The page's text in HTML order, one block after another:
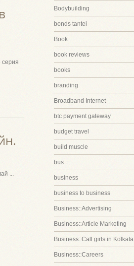
серия
...
Bodybuilding
bonds tantei
Book
book reviews
books
branding
Broadband Internet
btc payment gateway
budget travel
build muscle
bus
business
business to business
Business::Advertising
Business::Article Marketing
Business::Call girls in Kolkata
Business::Careers